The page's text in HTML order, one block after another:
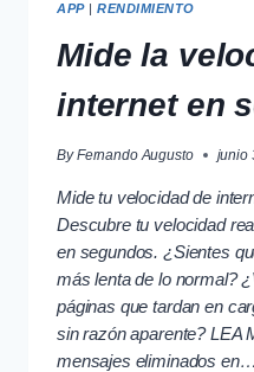
APP|RENDIMIENTO
Mide la
internet en
By Fernando Augusto junio
Mide tu velocidad de
Descubre tu velocidad
en segundos. ¿Sientes
más lenta de lo normal?
páginas que tardan en
sin razón aparente? LEA
mensajes eliminados en…